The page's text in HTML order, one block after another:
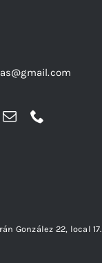
González 22, local 17.